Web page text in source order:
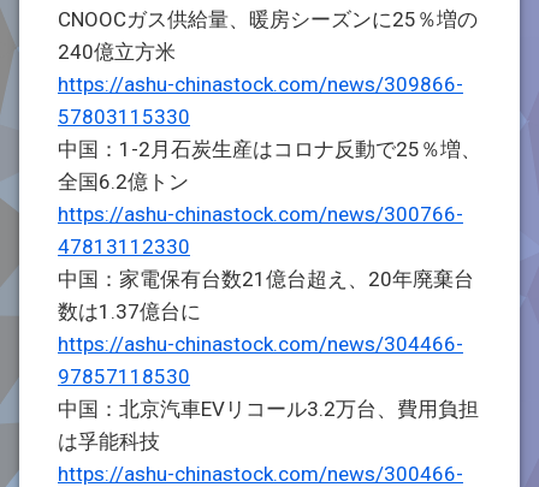
CNOOCガス供給量、暖房シーズンに25％増の
240億立方米
https://ashu-chinastock.com/news/309866-
57803115330
中国：1-2月石炭生産はコロナ反動で25％増、
全国6.2億トン
https://ashu-chinastock.com/news/300766-
47813112330
中国：家電保有台数21億台超え、20年廃棄台
数は1.37億台に
https://ashu-chinastock.com/news/304466-
97857118530
中国：北京汽車EVリコール3.2万台、費用負担
は孚能科技
https://ashu-chinastock.com/news/300466-